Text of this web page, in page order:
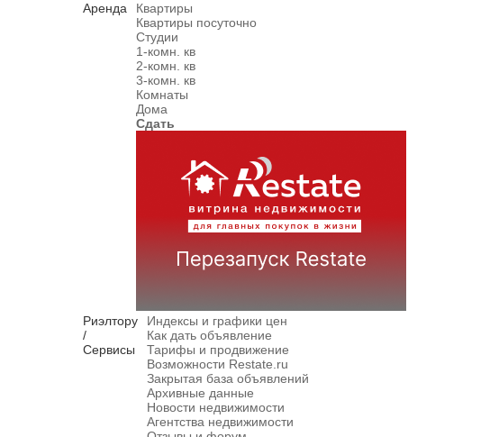
Аренда
Квартиры
Квартиры посуточно
Студии
1-комн. кв
2-комн. кв
3-комн. кв
Комнаты
Дома
Сдать
Риэлтору
/
Сервисы
Индексы и графики цен
Как дать объявление
Тарифы и продвижение
Возможности Restate.ru
Закрытая база объявлений
Архивные данные
Новости недвижимости
Агентства недвижимости